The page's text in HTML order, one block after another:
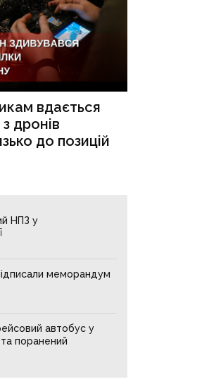
вдається
дронів
до позицій
НПЗ у
меморандум
автобус у
поранений